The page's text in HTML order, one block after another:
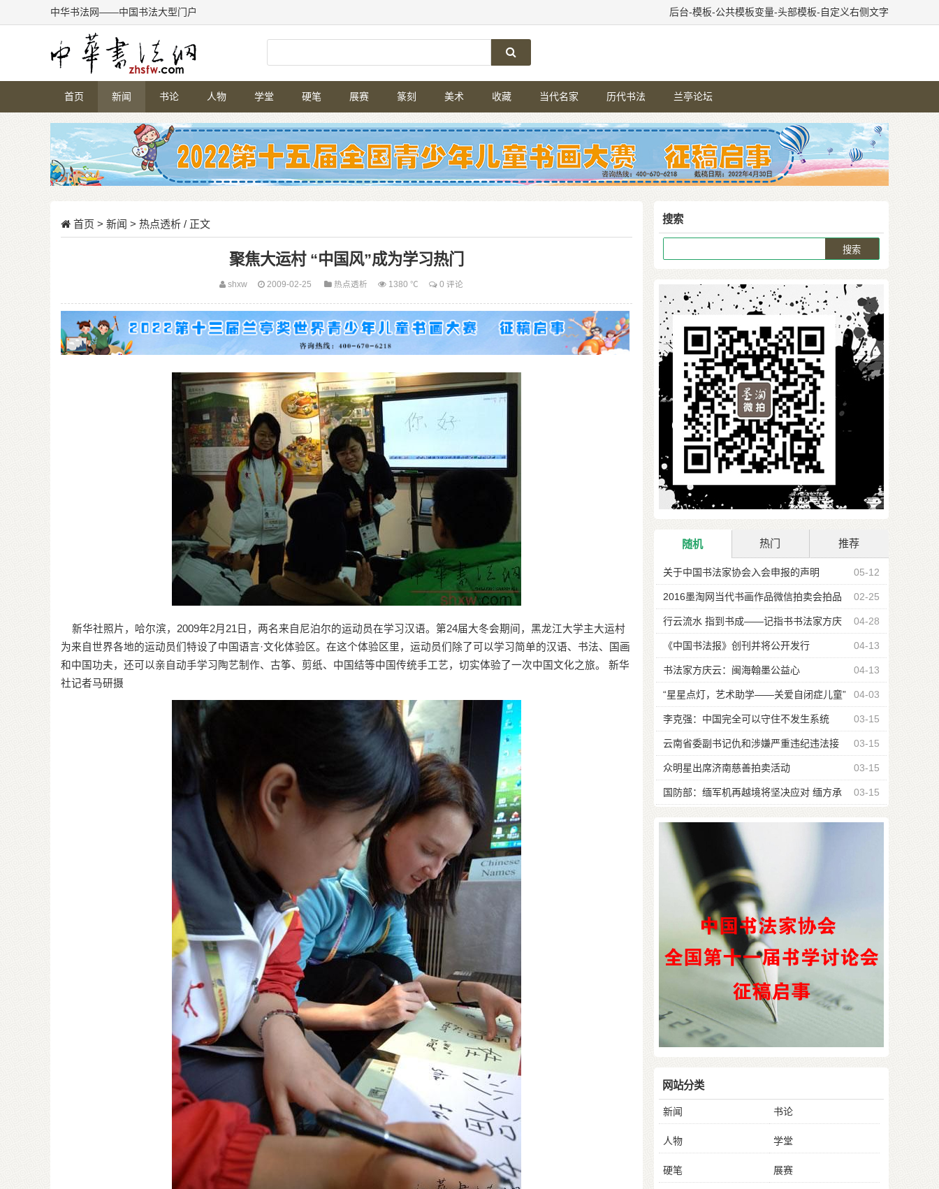
中华书法网——中国书法大型门户 后台-模板-公共模板变量-头部模板-自定义右侧文字
首页 新闻 书论 人物 学堂 硬笔 展赛 篆刻 美术 收藏 当代名家 历代书法 兰亭论坛
首页 > 新闻 > 热点透析 / 正文
聚焦大运村 “中国风”成为学习热门
shxw 2009-02-25 热点透析 1380 ℃ 0 评论
新华社照片，哈尔滨，2009年2月21日，两名来自尼泊尔的运动员在学习汉语。第24届大冬会期间，黑龙江大学主大运村
为来自世界各地的运动员们特设了中国语言·文化体验区。在这个体验区里，运动员们除了可以学习简单的汉语、书法、国画
和中国功夫，还可以亲自动手学习陶艺制作、古筝、剪纸、中国结等中国传统手工艺，切实体验了一次中国文化之旅。 新华
社记者马研摄
搜索
随机 热门 推荐
05-12
关于中国书法家协会入会申报的声明
02-25
2016墨淘网当代书画作品微信拍卖会拍品
征集四月底截止 04-28
行云流水 指到书成——记指书书法家方庆
云 04-13
《中国书法报》创刊并将公开发行
04-13
书法家方庆云：闽海翰墨公益心
04-03
“星星点灯，艺术助学——关爱自闭症儿童”
捐赠仪式在福州隆重举行 03-15
李克强：中国完全可以守住不发生系统
性、区域性金融风险 03-15
云南省委副书记仇和涉嫌严重违纪违法接
受组织调查 03-15
众明星出席济南慈善拍卖活动
03-15
国防部：缅军机再越境将坚决应对 缅方承
网站分类
新闻 书论
人物 学堂
硬笔 展赛